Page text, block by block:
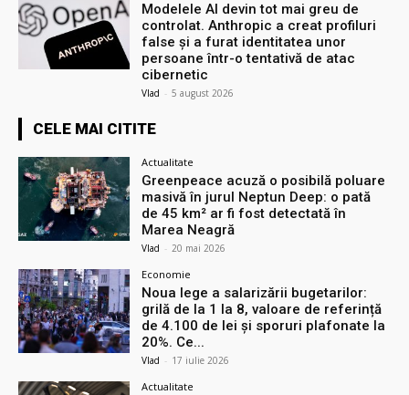
Modelele AI devin tot mai greu de
controlat. Anthropic a creat profiluri
false și a furat identitatea unor
persoane într-o tentativă de atac
cibernetic
Vlad - 5 august 2026
CELE MAI CITITE
Actualitate
Greenpeace acuză o posibilă poluare
masivă în jurul Neptun Deep: o pată
de 45 km² ar fi fost detectată în
Marea Neagră
Vlad - 20 mai 2026
Economie
Noua lege a salarizării bugetarilor:
grilă de la 1 la 8, valoare de referință
de 4.100 de lei și sporuri plafonate la
20%. Ce...
Vlad - 17 iulie 2026
Actualitate